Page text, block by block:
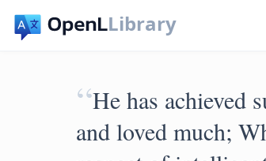
Library
“He has achieved
and loved much;